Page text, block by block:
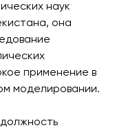
наук
она
применение в
моделировании.